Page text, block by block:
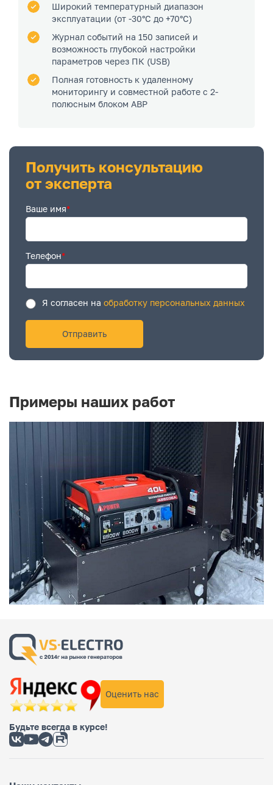
Широкий температурный диапазон
эксплуатации (от -30°C до +70°C)
Журнал событий на 150 записей и
возможность глубокой настройки
параметров через ПК (USB)
Полная готовность к удаленному
мониторингу и совместной работе с 2-
полюсным блоком АВР
Получить консультацию
от эксперта
Ваше имя*
Телефон*
Я согласен на обработку персональных данных
Примеры наших работ
Оценить нас
Будьте всегда в курсе!